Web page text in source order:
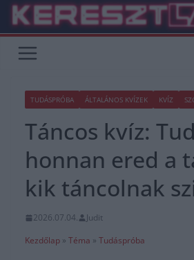
Skip
content
TUDÁSPRÓBA ÁLTALÁNOS KVÍZEK KVÍZ
Táncos kvíz:
honnan ered a
kik táncolnak
2026.07.04.
Judit
Kezdőlap » Téma » Tudáspróba